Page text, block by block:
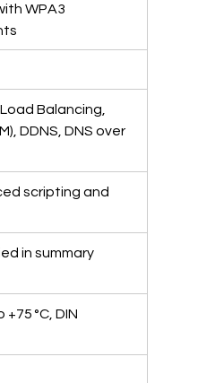
WPA3
Balancing,
DDNS, DNS over
scripting and
in summary
°C, DIN